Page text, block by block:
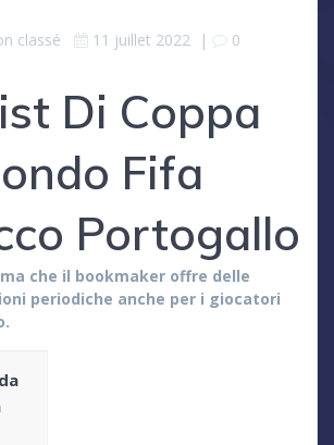
classé 11 juillet 2022 | 0
Di Coppa
Fifa
Portogallo
che il bookmaker offre delle
periodiche anche per i giocatori